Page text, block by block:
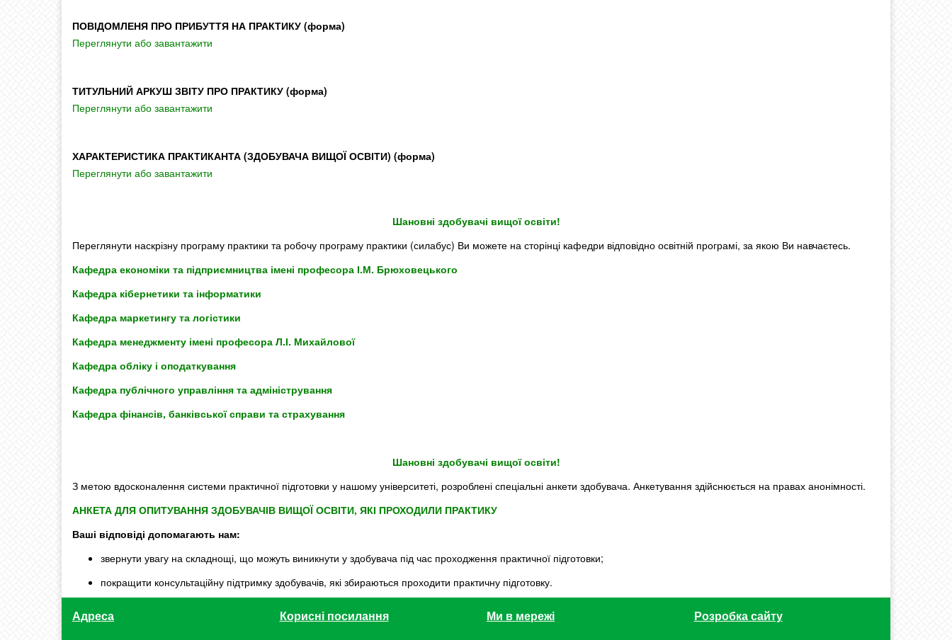
ПОВІДОМЛЕНЯ ПРО ПРИБУТТЯ НА ПРАКТИКУ (форма)
Переглянути або завантажити
ТИТУЛЬНИЙ АРКУШ ЗВІТУ ПРО ПРАКТИКУ (форма)
Переглянути або завантажити
ХАРАКТЕРИСТИКА ПРАКТИКАНТА (ЗДОБУВАЧА ВИЩОЇ ОСВІТИ) (форма)
Переглянути або завантажити
Шановні здобувачі вищої освіти!
Переглянути наскрізну програму практики та робочу програму практики (силабус) Ви можете на сторінці кафедри відповідно освітній програмі, за якою Ви навчаєтесь.
Кафедра економіки та підприємництва імені професора І.М. Брюховецького
Кафедра кібернетики та інформатики
Кафедра маркетингу та логістики
Кафедра менеджменту імені професора Л.І. Михайлової
Кафедра обліку і оподаткування
Кафедра публічного управління та адміністрування
Кафедра фінансів, банківської справи та страхування
Шановні здобувачі вищої освіти!
З метою вдосконалення системи практичної підготовки у нашому університеті, розроблені спеціальні анкети здобувача. Анкетування здійснюється на правах анонімності.
АНКЕТА ДЛЯ ОПИТУВАННЯ ЗДОБУВАЧІВ ВИЩОЇ ОСВІТИ, ЯКІ ПРОХОДИЛИ ПРАКТИКУ
Ваші відповіді допомагають нам:
звернути увагу на складнощі, що можуть виникнути у здобувача під час проходження практичної підготовки;
покращити консультаційну підтримку здобувачів, які збираються проходити практичну підготовку.
Адреса Корисні посилання Ми в мережі Розробка сайту